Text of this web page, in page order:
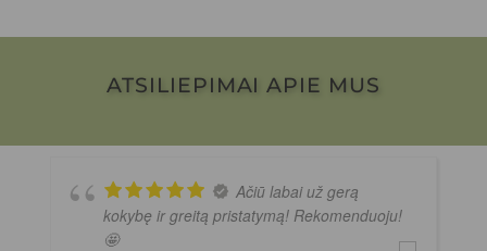
ATSILIEPIMAI APIE MUS
Ačiū labai už gerą
kokybę ir greitą pristatymą! Rekomenduoju!
🤩